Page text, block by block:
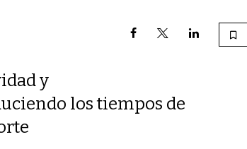
y
los tiempos de